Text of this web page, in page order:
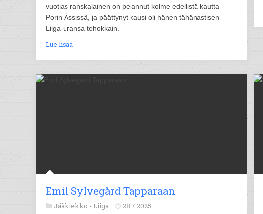
vuotias ranskalainen on pelannut kolme edellistä kautta
Porin Ässissä, ja päättynyt kausi oli hänen tähänastisen
Liiga-uransa tehokkain.
Lue lisää
Emil Sylvegård Tapparaan
Jääkiekko - Liiga 28.7.2025